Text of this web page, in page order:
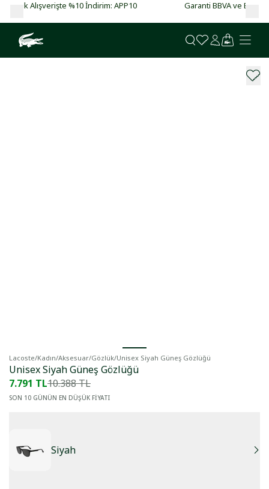
Garanti BBVA ve Bonus kartlarda vade farksız 4 taksit!
Lacoste/Kadın/Aksesuar/Gözlük/Unisex Siyah Güneş Gözlüğü
Unisex Siyah Güneş Gözlüğü
7.791 TL10.388 TL
SON 10 GÜNÜN EN DÜŞÜK FİYATI
Siyah